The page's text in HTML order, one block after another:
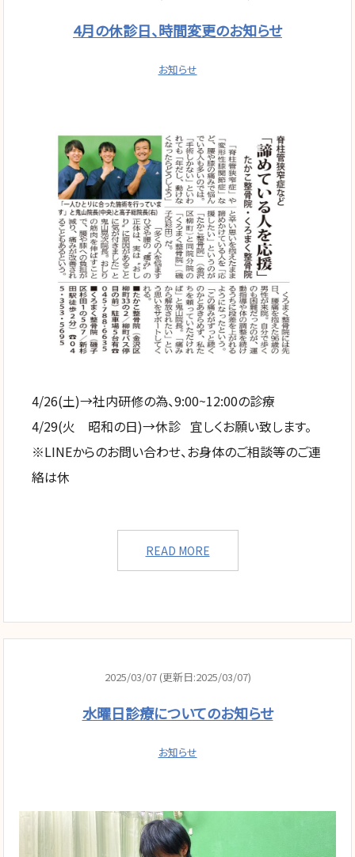
4月の休診日、時間変更のお知らせ
お知らせ
4/26(土)→社内研修の為、9:00~12:00の診療
4/29(火 昭和の日)→休診 宜しくお願い致します。
※LINEからのお問い合わせ、お身体のご相談等のご連
絡は休
READ MORE
2025/03/07 (更新日:2025/03/07)
水曜日診療についてのお知らせ
お知らせ